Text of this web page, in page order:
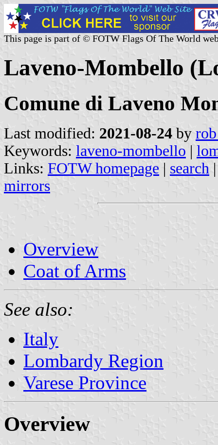
This page is part of © FOTW Flags Of The World
Laveno-Mombello
Comune di Laveno
Last modified: 2021-08-24 by
Keywords: laveno-mombello |
Links: FOTW homepage | search
mirrors
Overview
Coat of Arms
See also:
Italy
Lombardy Region
Varese Province
Overview